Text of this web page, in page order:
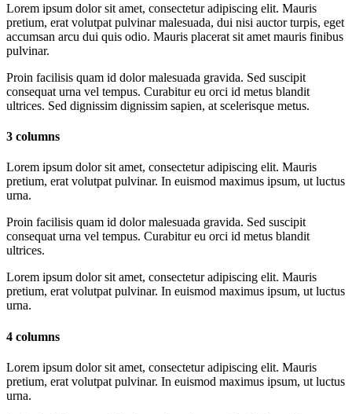
Lorem ipsum dolor sit amet, consectetur adipiscing elit. Mauris
pretium, erat volutpat pulvinar malesuada, dui nisi auctor turpis, eget
accumsan arcu dui quis odio. Mauris placerat sit amet mauris finibus
pulvinar.
Proin facilisis quam id dolor malesuada gravida. Sed suscipit
consequat urna vel tempus. Curabitur eu orci id metus blandit
ultrices. Sed dignissim dignissim sapien, at scelerisque metus.
3 columns
Lorem ipsum dolor sit amet, consectetur adipiscing elit. Mauris
pretium, erat volutpat pulvinar. In euismod maximus ipsum, ut luctus
urna.
Proin facilisis quam id dolor malesuada gravida. Sed suscipit
consequat urna vel tempus. Curabitur eu orci id metus blandit
ultrices.
Lorem ipsum dolor sit amet, consectetur adipiscing elit. Mauris
pretium, erat volutpat pulvinar. In euismod maximus ipsum, ut luctus
urna.
4 columns
Lorem ipsum dolor sit amet, consectetur adipiscing elit. Mauris
pretium, erat volutpat pulvinar. In euismod maximus ipsum, ut luctus
urna.